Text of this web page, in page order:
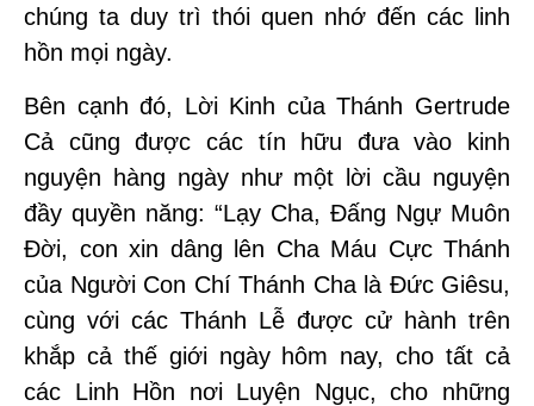
chúng ta duy trì thói quen nhớ đến các linh
hồn mọi ngày.
Bên cạnh đó, Lời Kinh của Thánh Gertrude
Cả cũng được các tín hữu đưa vào kinh
nguyện hàng ngày như một lời cầu nguyện
đầy quyền năng: “Lạy Cha, Đấng Ngự Muôn
Đời, con xin dâng lên Cha Máu Cực Thánh
của Người Con Chí Thánh Cha là Đức Giêsu,
cùng với các Thánh Lễ được cử hành trên
khắp cả thế giới ngày hôm nay, cho tất cả
các Linh Hồn nơi Luyện Ngục, cho những